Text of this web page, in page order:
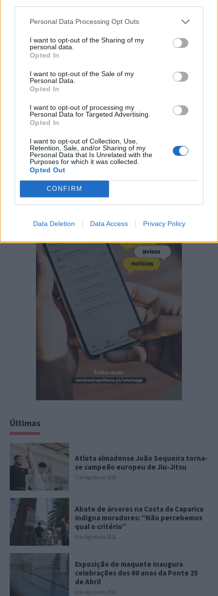
Personal Data Processing Opt Outs
I want to opt-out of the Sharing of my
personal data.
Opted In
I want to opt-out of the Sale of my
Personal Data.
Opted In
I want to opt-out of processing my
Personal Data for Targeted Advertising.
Opted In
I want to opt-out of Collection, Use,
Retention, Sale, and/or Sharing of my
Personal Data that Is Unrelated with the
Purposes for which it was collected.
Opted Out
CONFIRM
Data Deletion Data Access Privacy Policy
ARTIGO ANTERIOR
Semana da Mobilidade
antiga da Costa da
Caparica
ARTIGO SEGUINTE
criações em setembro
Últimas
Atleta almadense João Sequeira torna-
se campeão europeu de Jiu-Jitsu
7 de Agosto de 2026
Abate de árvores na Costa da Caparica
indigna moradores: “Não percebemos
qual o critério”
6 de Agosto de 2026
Exposição de maquete inaugura
celebrações dos 60 anos da Ponte 25
de Abril
6 de Agosto de 2026